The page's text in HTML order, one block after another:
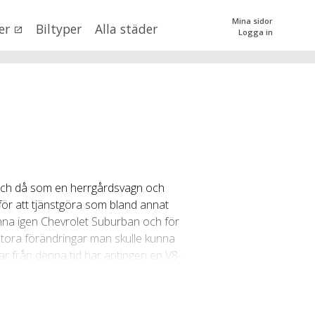
Biltyper Alla städer
Mina sidor
Logga in
0 kr tillmer än 500000
(alla)
val SÖK
då som en herrgårdsvagn och
att tjänstgöra som bland annat
igen Chevrolet Suburban och för
förändringar man skulle kunna
från denna tid har antingen en V8-